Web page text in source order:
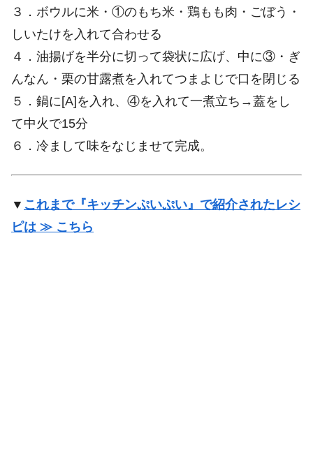
３．ボウルに米・①のもち米・鶏もも肉・ごぼう・
しいたけを入れて合わせる
４．油揚げを半分に切って袋状に広げ、中に③・ぎ
んなん・栗の甘露煮を入れてつまよじで口を閉じる
５．鍋に[A]を入れ、④を入れて一煮立ち→蓋をし
て中火で15分
６．冷まして味をなじませて完成。
▼ これまで『キッチンぷいぷい』で紹介されたレシ
ピは ≫ こちら